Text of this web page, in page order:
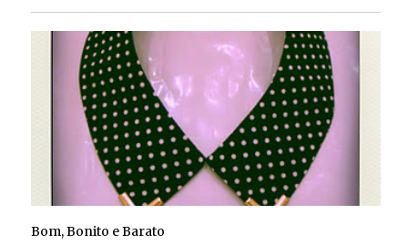
Bom, Bonito e Barato